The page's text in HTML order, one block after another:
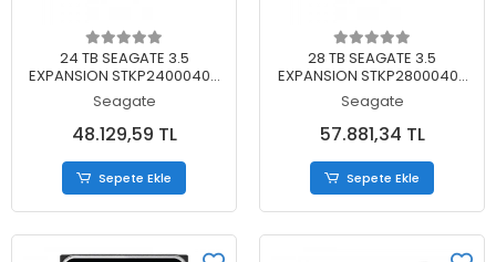
Sepete Ekle
24 TB SEAGATE 3.5
EXPANSION STKP24000400
TAŞINABİLİR DİSK
Seagate
48.129,59 TL
Sepete Ekle
Sepete Ekle
28 TB SEAGATE 3.5
EXPANSION STKP28000400
TAŞINABİLİR DİSK
Seagate
57.881,34 TL
Sepete Ekle